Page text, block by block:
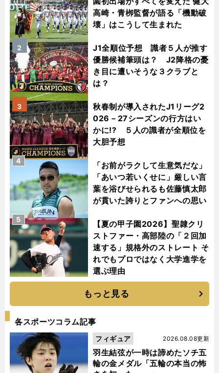
高崎・青栁監督が語る「機動破
壊」はこうして生まれた
J1全順位予想 識者５人が推す
優勝候補筆頭は？ J2降格の憂
き目に遭いそうな３クラブと
は？
2
秋春制が導入されたJ1リーグ2
026－27シーズンの行方はい
かに!? ５人の識者が全順位を
大胆予想
3
「お前がラクして生意気だな」
「あいつ若いくせに」厳しい言
葉を浴びせられるも佐藤慎太郎
が貫いた誇りとファンへの思い
4
【夏の甲子園2026】聖隷クリ
ストファー・高部陸の「２回加
速する」規格外のストレート そ
れでもプロではなく大学進学を
選ぶ理由
5
もっと見る
各スポーツコラム記事
羽生結弦が一時は諦めたソチ五
輪の金メダル「五輪の本当の怖
2026.08.08更新
フィギュア